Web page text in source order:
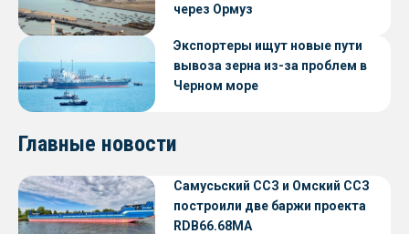
через Ормуз
Экспортеры ищут новые пути
вывоза зерна из-за проблем в
Черном море
Главные новости
Самусьский ССЗ и Омский ССЗ
построили две баржи проекта
RDB66.68МА